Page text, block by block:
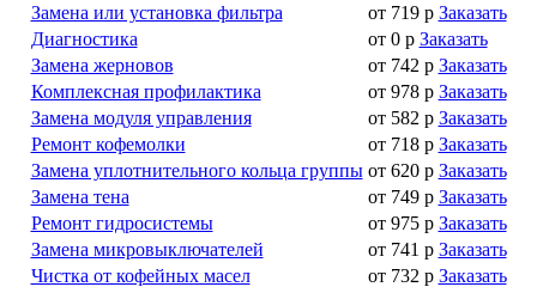
Замена или установка фильтра
от 719 р Заказать
Диагностика
от 0 р Заказать
Замена жерновов
от 742 р Заказать
Комплексная профилактика
от 978 р Заказать
Замена модуля управления
от 582 р Заказать
Ремонт кофемолки
от 718 р Заказать
Замена уплотнительного кольца группы от 620 р Заказать
Замена тена
от 749 р Заказать
Ремонт гидросистемы
от 975 р Заказать
Замена микровыключателей
от 741 р Заказать
Чистка от кофейных масел
от 732 р Заказать